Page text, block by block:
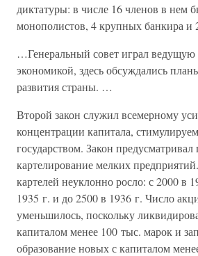
диктатуры: в числе 16 членов в нем
монополистов, 4 крупных банкира и
…Генеральный совет играл ведущую
экономикой, здесь обсуждались
развития страны. …
Второй закон служил всемерному
концентрации капитала,
государством. Закон
картелирование мелких
картелей неуклонно росло: с 2000 в
1935 г. и до 2500 в 1936 г. Число
уменьшилось, поскольку
капиталом менее 100 тыс. марок и
образование новых с капиталом